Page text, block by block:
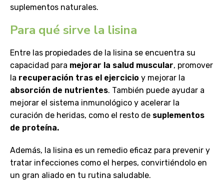
suplementos naturales.
Para qué sirve la lisina
Entre las propiedades de la lisina se encuentra su
capacidad para mejorar la salud muscular, promover
la recuperación tras el ejercicio y mejorar la
absorción de nutrientes. También puede ayudar a
mejorar el sistema inmunológico y acelerar la
curación de heridas, como el resto de suplementos
de proteína.
Además, la lisina es un remedio eficaz para prevenir y
tratar infecciones como el herpes, convirtiéndolo en
un gran aliado en tu rutina saludable.